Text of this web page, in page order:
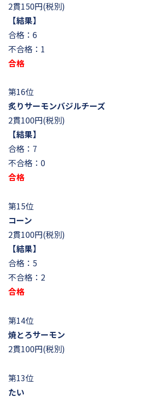
2貫150円(税別)
【結果】
合格：6
不合格：1
合格
第16位
炙りサーモンバジルチーズ
2貫100円(税別)
【結果】
合格：7
不合格：0
合格
第15位
コーン
2貫100円(税別)
【結果】
合格：5
不合格：2
合格
第14位
焼とろサーモン
2貫100円(税別)
第13位
たい